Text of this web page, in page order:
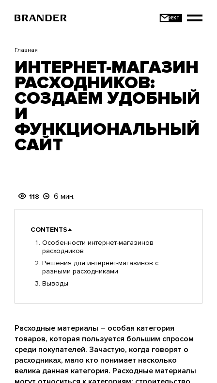
основному
Главная
ИНТЕРНЕТ-МАГАЗИН
РАСХОДНИКОВ:
СОЗДАЕМ УДОБНЫЙ
И
ФУНКЦИОНАЛЬНЫЙ
САЙТ
118 6 мин.
CONTENTS
Особенности интернет-магазинов
расходников
Решения для интернет-магазинов с
разными расходниками
Выводы
Расходные материалы – особая категория
товаров, которая пользуется большим спросом
среди покупателей. Зачастую, когда говорят о
расходниках, мало кто понимает насколько
велика данная категория. Расходные материалы